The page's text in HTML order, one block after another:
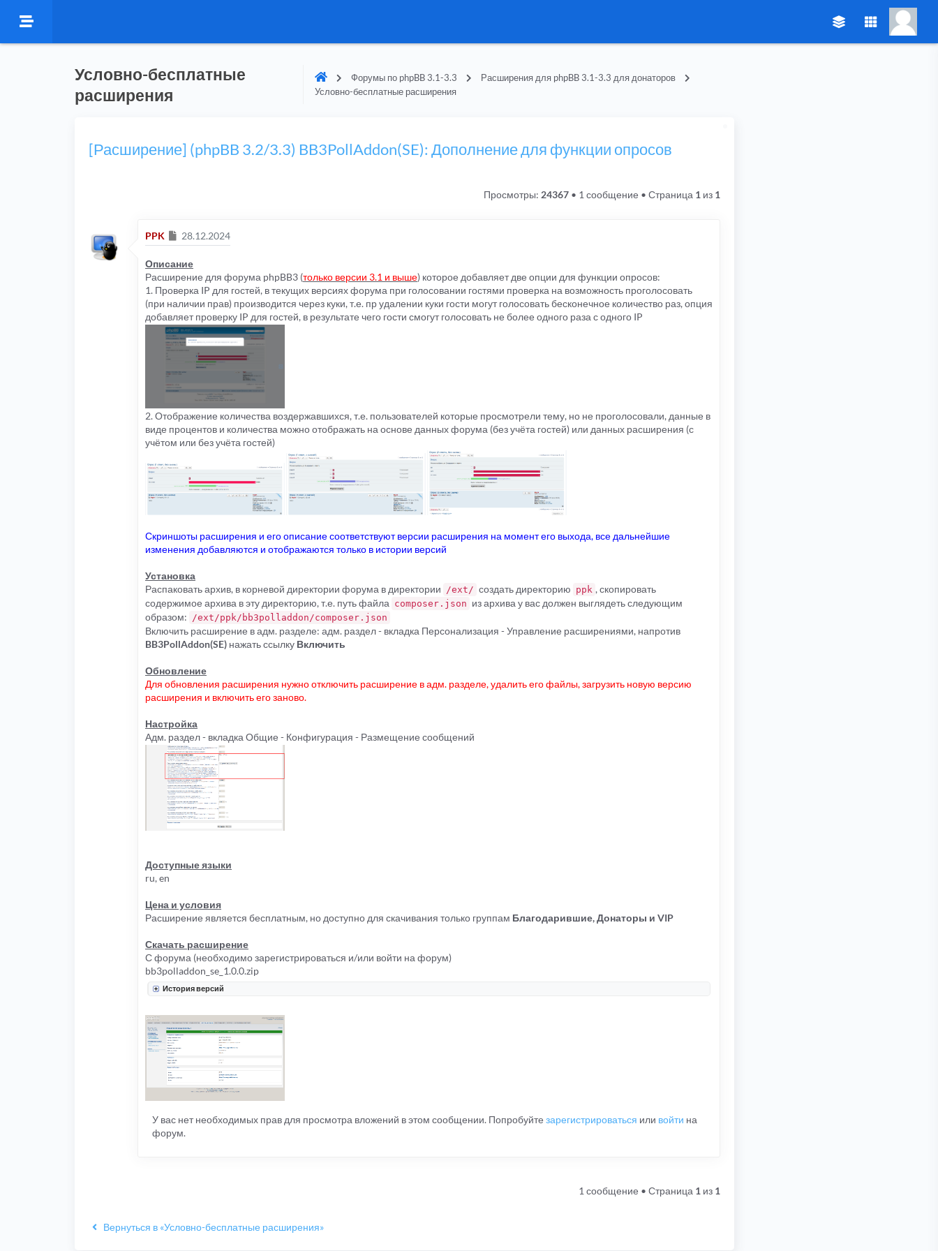
Условно-бесплатные
расширения
Форумы по phpBB 3.1-3.3
Расширения для phpBB 3.1-3.3 для донаторов
Условно-бесплатные расширения
[Расширение] (phpBB 3.2/3.3) BB3PollAddon(SE): Дополнение для функции опросов
1 сообщение • Страница 1 из 1
Просмотры: 24367 •
PPK Сообщение
28.12.2024
Описание
Расширение для форума phpBB3 (только версии 3.1 и выше) которое добавляет две опции для функции опросов:
1. Проверка IP для гостей, в текущих версиях форума при голосовании гостями проверка на возможность проголосовать
(при наличии прав) производится через куки, т.е. пр удалении куки гости могут голосовать бесконечное количество раз, опция
добавляет проверку IP для гостей, в результате чего гости смогут голосовать не более одного раза с одного IP
2. Отображение количества воздержавшихся, т.е. пользователей которые просмотрели тему, но не проголосовали, данные в
виде процентов и количества можно отображать на основе данных форума (без учёта гостей) или данных расширения (с
учётом или без учёта гостей)
Скриншоты расширения и его описание соответствуют версии расширения на момент его выхода, все дальнейшие
изменения добавляются и отображаются только в истории версий
Установка
Распаковать архив, в корневой директории форума в директории /ext/ создать директорию ppk , скопировать
содержимое архива в эту директорию, т.е. путь файла composer.json из архива у вас должен выглядеть следующим
образом: /ext/ppk/bb3polladdon/composer.json
Включить расширение в адм. разделе: адм. раздел - вкладка Персонализация - Управление расширениями, напротив
BB3PollAddon(SE) нажать ссылку Включить
Обновление
Для обновления расширения нужно отключить расширение в адм. разделе, удалить его файлы, загрузить новую версию
расширения и включить его заново.
Настройка
Адм. раздел - вкладка Общие - Конфигурация - Размещение сообщений
Доступные языки
ru, en
Цена и условия
Расширение является бесплатным, но доступно для скачивания только группам Благодарившие, Донаторы и VIP
Скачать расширение
С форума (необходимо зарегистрироваться и/или войти на форум)
bb3polladdon_se_1.0.0.zip
История версий
У вас нет необходимых прав для просмотра вложений в этом сообщении. Попробуйте зарегистрироваться или войти на
форум.
1 сообщение • Страница 1 из 1
Вернуться в «Условно-бесплатные расширения»